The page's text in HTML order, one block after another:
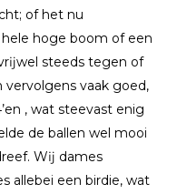
of het nu
hoge boom of een
steeds tegen of
vaak goed,
, wat steevast enig
de ballen wel mooi
Wĳ dames
allebei een birdie, wat